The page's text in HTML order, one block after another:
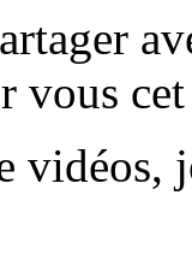
vous
vidéos,